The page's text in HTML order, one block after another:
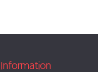
Information